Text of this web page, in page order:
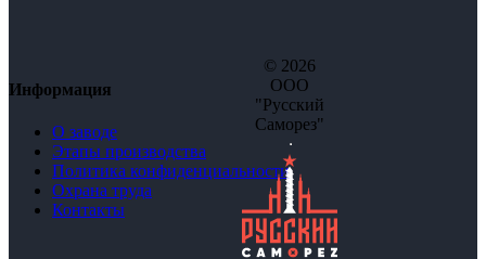
Информация
О заводе
Этапы производства
Политика конфиденциальности
Охрана труда
Контакты
© 2026
ООО
"Русский
Саморез"